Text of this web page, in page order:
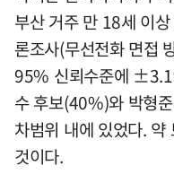
부산 거주 만 18세 이
론조사(무선전화 면접
95% 신뢰수준에
수 후보(40%)와 박형
차범위 내에 있었다.
것이다.